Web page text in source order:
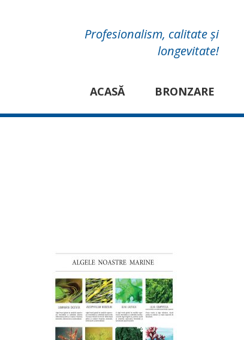
Profesionalism, calitate și
longevitate!
ACASĂ BRONZARE